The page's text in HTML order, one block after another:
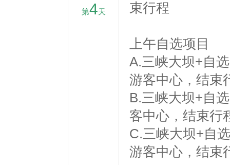
第4天
束行程
上午自选项目
A.三峡大坝+自
游客中心，结束
B.三峡大坝+自
客中心，结束行
C.三峡大坝+自
游客中心，结束